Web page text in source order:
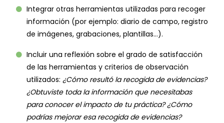
Integrar otras herramientas utilizadas para recoger
información (por ejemplo: diario de campo, registro
de imágenes, grabaciones, plantillas…).
Incluir una reflexión sobre el grado de satisfacción
de las herramientas y criterios de observación
utilizados: ¿Cómo resultó la recogida de evidencias?
¿Obtuviste toda la información que necesitabas
para conocer el impacto de tu práctica? ¿Cómo
podrías mejorar esa recogida de evidencias?